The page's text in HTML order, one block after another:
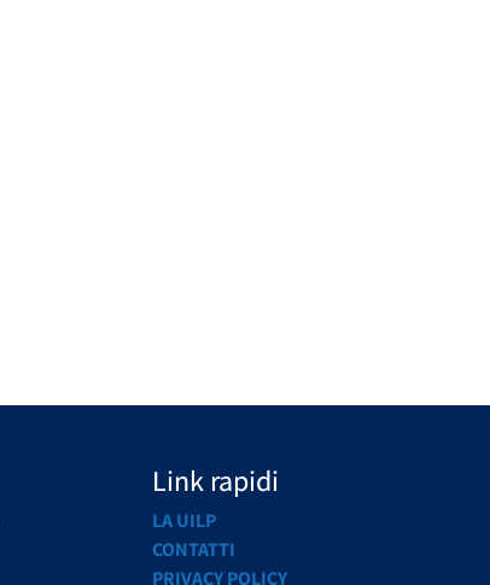
Link rapidi
LA UILP
CONTATTI
PRIVACY POLICY